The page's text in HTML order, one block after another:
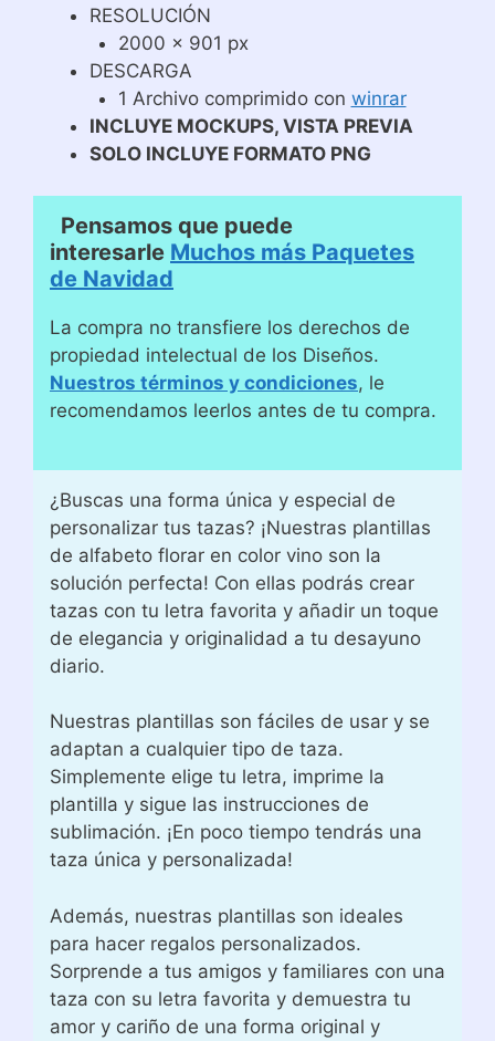
RESOLUCIÓN
2000 x 901 px
DESCARGA
1 Archivo comprimido con winrar
INCLUYE MOCKUPS, VISTA PREVIA
SOLO INCLUYE FORMATO PNG
Pensamos que puede
interesarle Muchos más Paquetes
de Navidad
La compra no transfiere los derechos de
propiedad intelectual de los Diseños.
Nuestros términos y condiciones, le
recomendamos leerlos antes de tu compra.
¿Buscas una forma única y especial de
personalizar tus tazas? ¡Nuestras plantillas
de alfabeto florar en color vino son la
solución perfecta! Con ellas podrás crear
tazas con tu letra favorita y añadir un toque
de elegancia y originalidad a tu desayuno
diario.
Nuestras plantillas son fáciles de usar y se
adaptan a cualquier tipo de taza.
Simplemente elige tu letra, imprime la
plantilla y sigue las instrucciones de
sublimación. ¡En poco tiempo tendrás una
taza única y personalizada!
Además, nuestras plantillas son ideales
para hacer regalos personalizados.
Sorprende a tus amigos y familiares con una
taza con su letra favorita y demuestra tu
amor y cariño de una forma original y